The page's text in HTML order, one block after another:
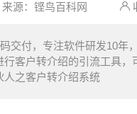
来源： 铿鸟百科网
交付，专注软件研发10年
客户转介绍的引流工具
之客户转介绍系统